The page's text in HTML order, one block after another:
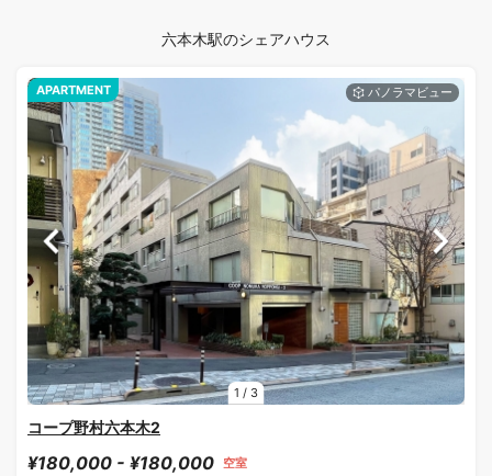
六本木駅のシェアハウス
1 / 3
APARTMENT
コープ野村六本木2
¥180,000 - ¥180,000 空室